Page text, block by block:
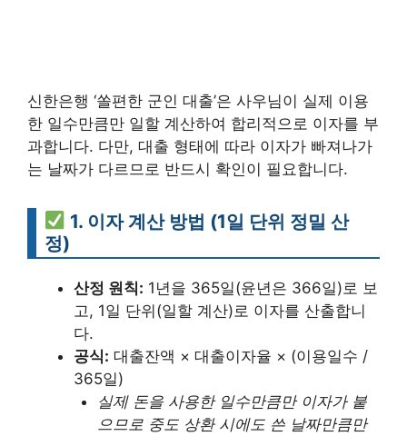
신한은행 ‘쏠편한 군인 대출’은 사우님이 실제 이용
한 일수만큼만 일할 계산하여 합리적으로 이자를 부
과합니다. 다만, 대출 형태에 따라 이자가 빠져나가
는 날짜가 다르므로 반드시 확인이 필요합니다.
1. 이자 계산 방법 (1일 단위 정밀 산
정)
산정 원칙: 1년을 365일(윤년은 366일)로 보
고, 1일 단위(일할 계산)로 이자를 산출합니
다.
공식: 대출잔액 × 대출이자율 × (이용일수 /
365일)
실제 돈을 사용한 일수만큼만 이자가 붙
으므로 중도 상환 시에도 쓴 날짜만큼만